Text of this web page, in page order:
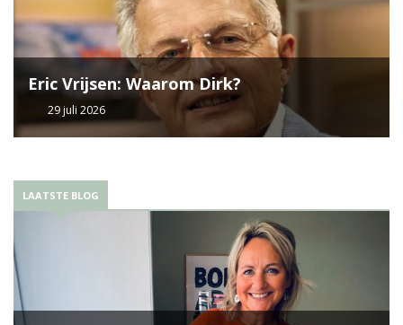
Eric Vrijsen: Waarom Dirk?
29 juli 2026
LAATSTE BLOG